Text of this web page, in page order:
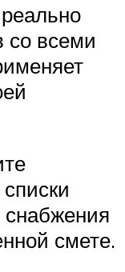
со всеми
смете.